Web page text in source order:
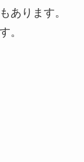
あります。
。